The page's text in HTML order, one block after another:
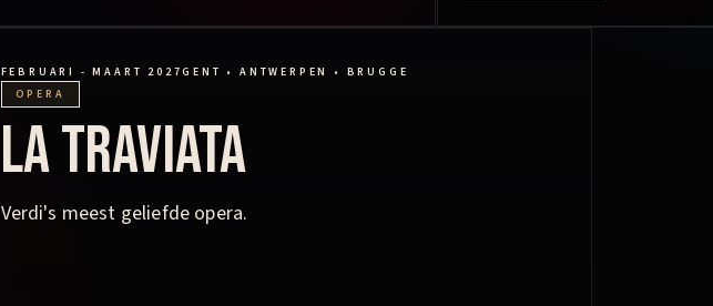
FEBRUARI - MAART 2027GENT • ANTWERPEN • BRUGGE
OPERA
La Traviata
Verdi's meest geliefde opera.